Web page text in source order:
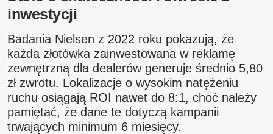
inwestycji
Badania Nielsen z 2022 roku pokazują, że
każda złotówka zainwestowana w reklamę
zewnętrzną dla dealerów generuje średnio 5,80
zł zwrotu. Lokalizacje o wysokim natężeniu
ruchu osiągają ROI nawet do 8:1, choć należy
pamiętać, że dane te dotyczą kampanii
trwających minimum 6 miesięcy.